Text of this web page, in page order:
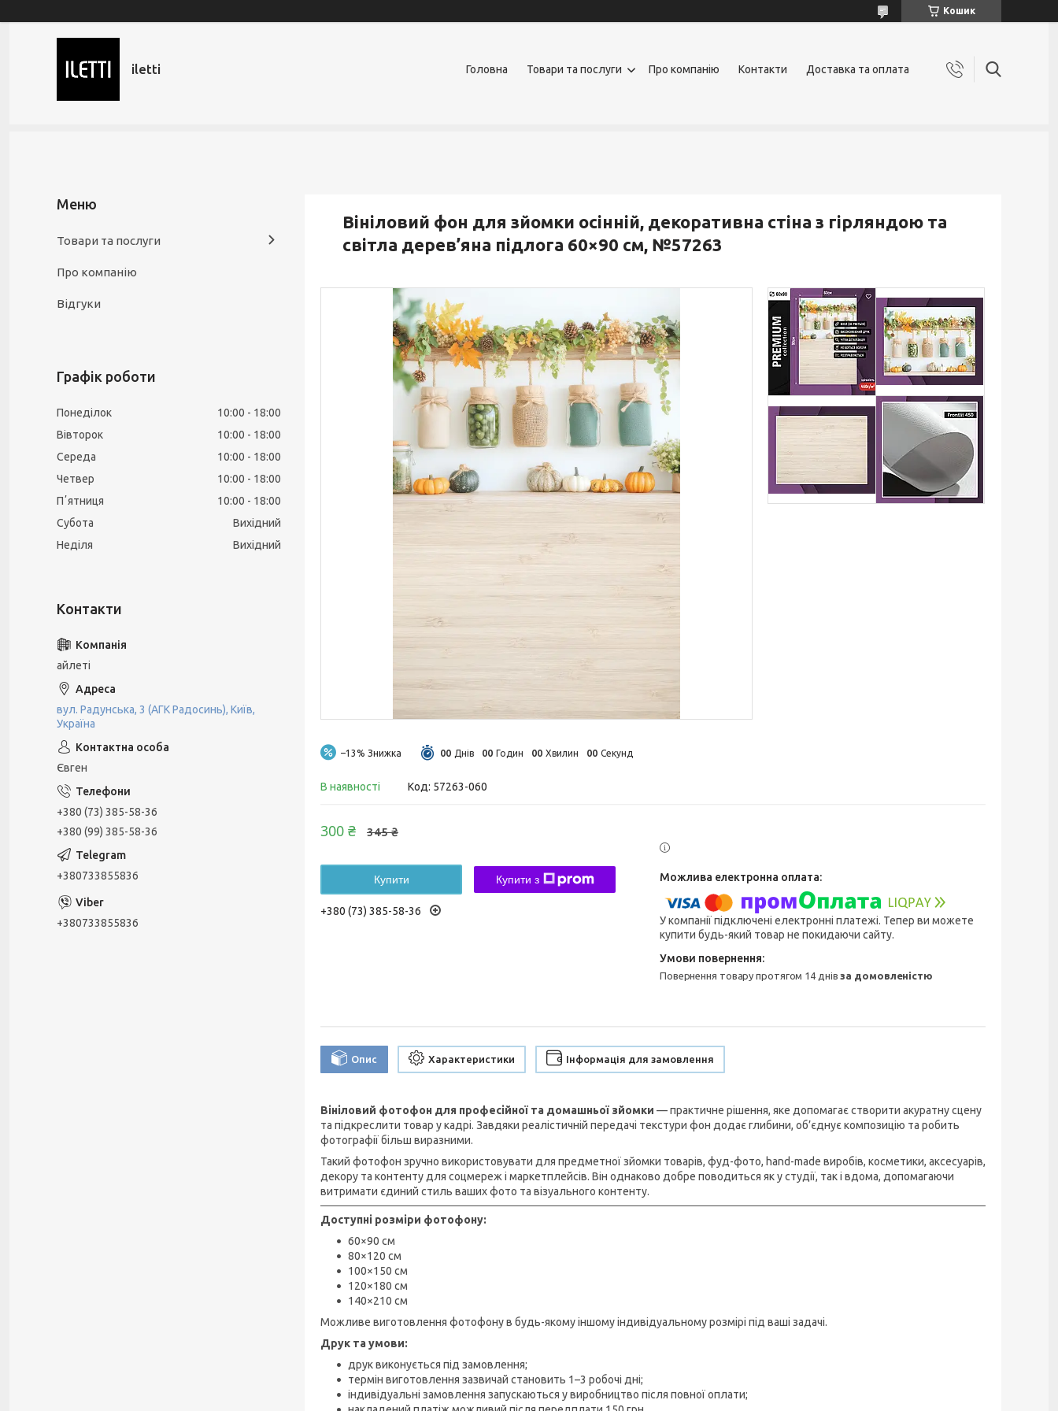
Кошик
iletti Головна Товари та послуги Про компанію Контакти Доставка та оплата
Вініловий фон для зйомки осінній, декоративна стіна з гірляндою та
світла дерев’яна підлога 60×90 см, №57263
–13% 00 Днів 00 Годин 00 Хвилин 00 Секунд
В наявності Код: 57263-060
345 ₴
300 ₴
Купити Купити з
+380 (73) 385-58-36
У компанії підключені електронні платежі. Тепер ви можете
купити будь-який товар не покидаючи сайту.
повернення товару протягом 14 днівза домовленістю
Опис Характеристики Інформація для замовлення
Вініловий фотофон для професійної та домашньої зйомки — практичне рішення, яке допомагає створити акуратну сцену
та підкреслити товар у кадрі. Завдяки реалістичній передачі текстури фон додає глибини, об’єднує композицію та робить
фотографії більш виразними.
Такий фотофон зручно використовувати для предметної зйомки товарів, фуд-фото, hand-made виробів, косметики, аксесуарів,
декору та контенту для соцмереж і маркетплейсів. Він однаково добре поводиться як у студії, так і вдома, допомагаючи
витримати єдиний стиль ваших фото та візуального контенту.
Доступні розміри фотофону:
60×90 см
80×120 см
100×150 см
120×180 см
140×210 см
Можливе виготовлення фотофону в будь-якому іншому індивідуальному розмірі під ваші задачі.
Друк та умови:
друк виконується під замовлення;
термін виготовлення зазвичай становить 1–3 робочі дні;
індивідуальні замовлення запускаються у виробництво після повної оплати;
Товари та послуги
Про компанію
Відгуки
Графік роботи
Понеділок 10:00
18:00
Вівторок
10:00
18:00
Середа
10:00
18:00
Четвер
10:00
18:00
Пʼятниця
10:00
18:00
Субота
Вихідний
Неділя
Вихідний
айлеті
вул. Радунська, 3 (АГК Радосинь), Київ,
Україна
Євген
+380 (73) 385-58-36
+380 (99) 385-58-36
+380733855836
+380733855836